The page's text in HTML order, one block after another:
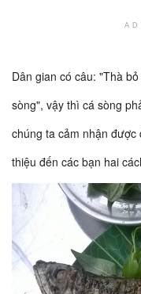
Dân gian có câu: "Thà
sòng", vậy thì cá sòng
chúng ta cảm nhận
thiệu đến các bạn hai